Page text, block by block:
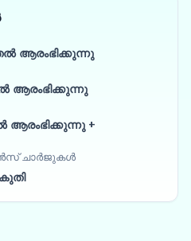
ആരംഭിക്കുന്നു
ആരംഭിക്കുന്നു
ആരംഭിക്കുന്നു +
ചാർജുകൾ